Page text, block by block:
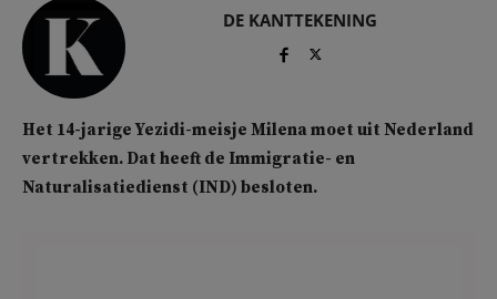
DE KANTTEKENING
Het 14-jarige Yezidi-meisje Milena moet uit Nederland
vertrekken. Dat heeft de Immigratie- en
Naturalisatiedienst (IND) besloten.